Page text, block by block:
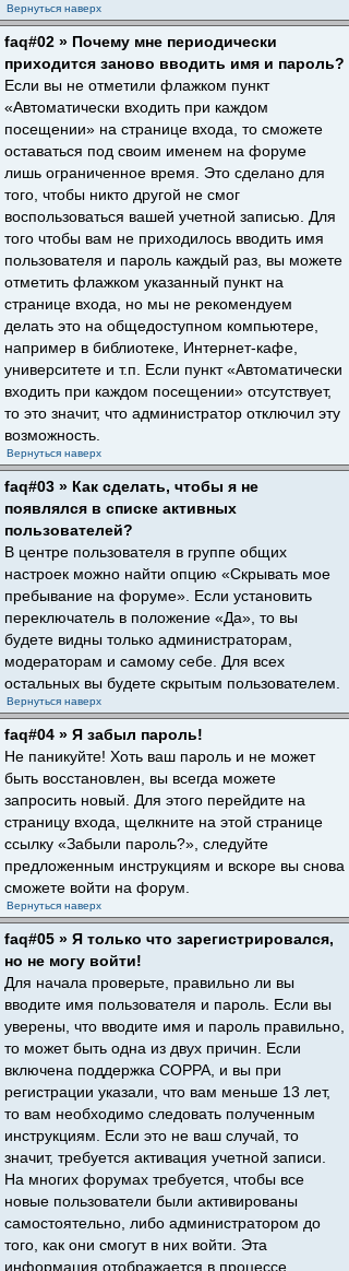
Вернуться наверх
faq#02 » Почему мне периодически
приходится заново вводить имя и пароль?
Если вы не отметили флажком пункт
«Автоматически входить при каждом
посещении» на странице входа, то сможете
оставаться под своим именем на форуме
лишь ограниченное время. Это сделано для
того, чтобы никто другой не смог
воспользоваться вашей учетной записью. Для
того чтобы вам не приходилось вводить имя
пользователя и пароль каждый раз, вы можете
отметить флажком указанный пункт на
странице входа, но мы не рекомендуем
делать это на общедоступном компьютере,
например в библиотеке, Интернет-кафе,
университете и т.п. Если пункт «Автоматически
входить при каждом посещении» отсутствует,
то это значит, что администратор отключил эту
возможность.
Вернуться наверх
faq#03 » Как сделать, чтобы я не
появлялся в списке активных
пользователей?
В центре пользователя в группе общих
настроек можно найти опцию «Скрывать мое
пребывание на форуме». Если установить
переключатель в положение «Да», то вы
будете видны только администраторам,
модераторам и самому себе. Для всех
остальных вы будете скрытым пользователем.
Вернуться наверх
faq#04 » Я забыл пароль!
Не паникуйте! Хоть ваш пароль и не может
быть восстановлен, вы всегда можете
запросить новый. Для этого перейдите на
страницу входа, щелкните на этой странице
ссылку «Забыли пароль?», следуйте
предложенным инструкциям и вскоре вы снова
сможете войти на форум.
Вернуться наверх
faq#05 » Я только что зарегистрировался,
но не могу войти!
Для начала проверьте, правильно ли вы
вводите имя пользователя и пароль. Если вы
уверены, что вводите имя и пароль правильно,
то может быть одна из двух причин. Если
включена поддержка COPPA, и вы при
регистрации указали, что вам меньше 13 лет,
то вам необходимо следовать полученным
инструкциям. Если это не ваш случай, то
значит, требуется активация учетной записи.
На многих форумах требуется, чтобы все
новые пользователи были активированы
самостоятельно, либо администратором до
того, как они смогут в них войти. Эта
информация отображается в процессе